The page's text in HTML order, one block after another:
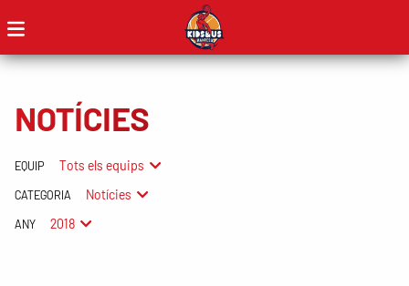
NOTÍCIES
EQUIP Tots els equips
CATEGORIA Notícies
ANY 2018